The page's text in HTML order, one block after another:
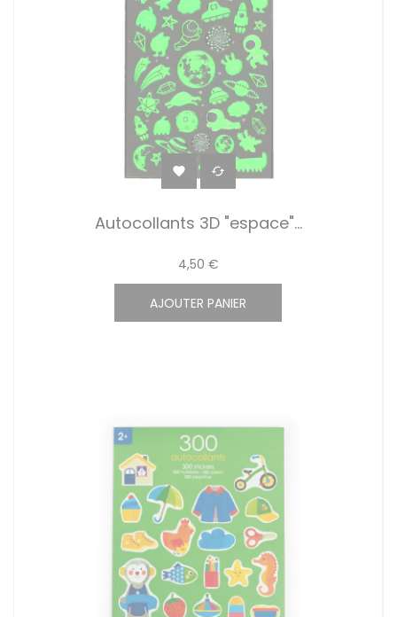
 
Autocollants 3D "espace"...
4,50 €
AJOUTER PANIER